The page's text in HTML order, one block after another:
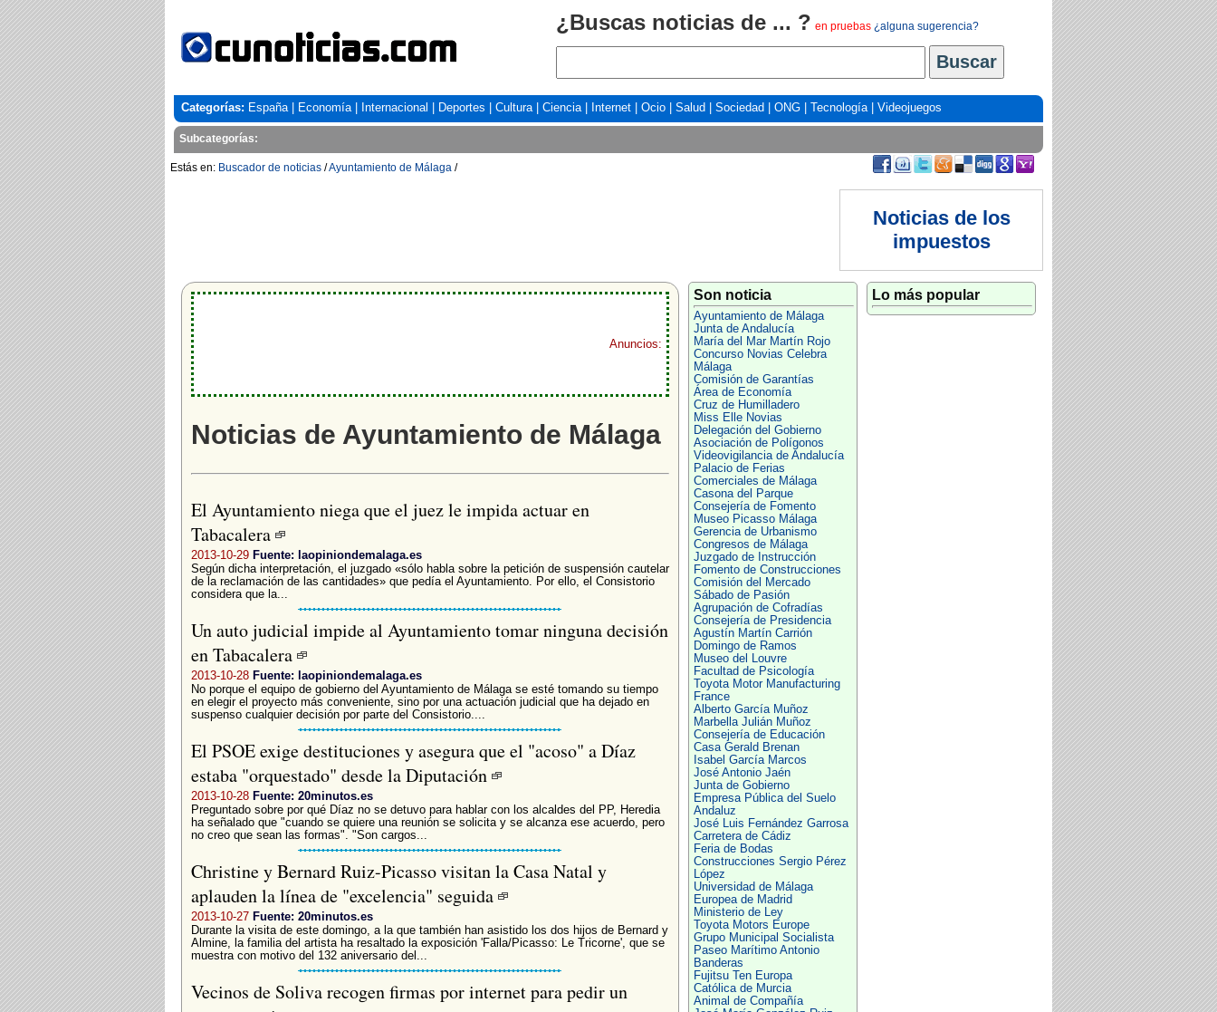
¿Buscas noticias de ... ? en pruebas ¿alguna sugerencia?
Categorías: España| Economía| Internacional Deportes Cultura| Ciencia| Internet Ocio Salud Sociedad ONG Tecnología| Videojuegos
Subcategorías:
Estás en: Buscador de noticias /Ayuntamiento de Málaga /
Noticias de los
impuestos
Anuncios:
Noticias de Ayuntamiento de Málaga
El Ayuntamiento niega que el juez le impida actuar en
Tabacalera
2013-10-29 Fuente: laopiniondemalaga.es
Según dicha interpretación, el juzgado «sólo habla sobre la petición de suspensión cautelar
de la reclamación de las cantidades» que pedía el Ayuntamiento. Por ello, el Consistorio
considera que la...
Un auto judicial impide al Ayuntamiento tomar ninguna decisión
en Tabacalera
2013-10-28 Fuente: laopiniondemalaga.es
No porque el equipo de gobierno del Ayuntamiento de Málaga se esté tomando su tiempo
en elegir el proyecto más conveniente, sino por una actuación judicial que ha dejado en
suspenso cualquier decisión por parte del Consistorio....
El PSOE exige destituciones y asegura que el "acoso" a Díaz
estaba "orquestado" desde la Diputación
2013-10-28 Fuente: 20minutos.es
Preguntado sobre por qué Díaz no se detuvo para hablar con los alcaldes del PP, Heredia
ha señalado que "cuando se quiere una reunión se solicita y se alcanza ese acuerdo, pero
no creo que sean las formas". "Son cargos...
Christine y Bernard Ruiz-Picasso visitan la Casa Natal y
aplauden la línea de "excelencia" seguida
2013-10-27 Fuente: 20minutos.es
Durante la visita de este domingo, a la que también han asistido los dos hijos de Bernard y
Almine, la familia del artista ha resaltado la exposición 'Falla/Picasso: Le Tricorne', que se
muestra con motivo del 132 aniversario del...
Vecinos de Soliva recogen firmas por internet para pedir un
Son noticia
Ayuntamiento de Málaga
Junta de Andalucía
María del Mar Martín Rojo
Concurso Novias Celebra
Málaga
Comisión de Garantías
Área de Economía
Cruz de Humilladero
Miss Elle Novias
Delegación del Gobierno
Asociación de Polígonos
Videovigilancia de Andalucía
Palacio de Ferias
Comerciales de Málaga
Casona del Parque
Consejería de Fomento
Museo Picasso Málaga
Gerencia de Urbanismo
Congresos de Málaga
Juzgado de Instrucción
Fomento de Construcciones
Comisión del Mercado
Sábado de Pasión
Agrupación de Cofradías
Consejería de Presidencia
Agustín Martín Carrión
Domingo de Ramos
Museo del Louvre
Facultad de Psicología
Toyota Motor Manufacturing
France
Alberto García Muñoz
Marbella Julián Muñoz
Consejería de Educación
Casa Gerald Brenan
Isabel García Marcos
José Antonio Jaén
Junta de Gobierno
Empresa Pública del Suelo
Andaluz
José Luis Fernández Garrosa
Carretera de Cádiz
Feria de Bodas
Construcciones Sergio Pérez
López
Universidad de Málaga
Europea de Madrid
Ministerio de Ley
Toyota Motors Europe
Grupo Municipal Socialista
Paseo Marítimo Antonio
Banderas
Fujitsu Ten Europa
Católica de Murcia
Animal de Compañía
Lo más popular